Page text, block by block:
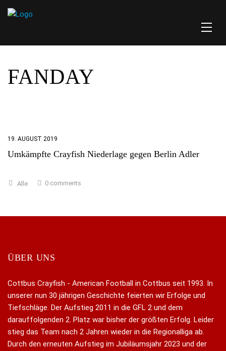
FANDAY
19. AUGUST 2019
Umkämpfte Crayfish Niederlage gegen Berlin Adler
Alle 0 comments
ÜBER UNS
Cottbus Crayfish - American Football in Cottbus seit 1993. In
unserer nun 30 jährigen Geschichte feierten wir Erfolge und
Tiefschläge. Der Aufstieg 2011 in die GFL 2 und dem
darauffolgenden 2. Platz war bisher der größten Erfolg. Leider
stieg das Team nach 2 Jahren wieder in die Regionalliga ab.
Durch den erneuten Aufstieg im Jubiläumsjahr 2023 und der